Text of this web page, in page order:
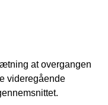
at overgangen
videregående